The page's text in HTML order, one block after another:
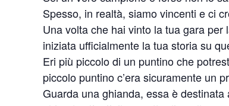
Spesso, in realtà, siamo vincenti e ci
Una volta che hai vinto la tua gara
iniziata ufficialmente la tua storia su
Eri più piccolo di un puntino che
piccolo puntino c’era sicuramente un
Guarda una ghianda, essa è